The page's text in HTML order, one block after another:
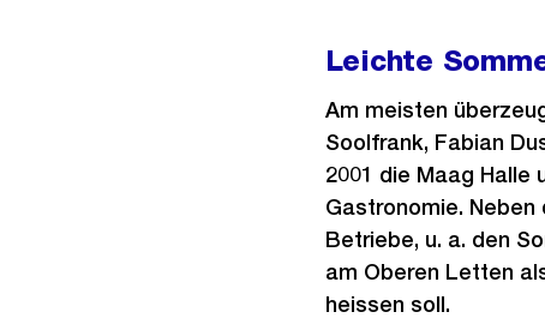
Leichte
Am meisten
Soolfrank, Fabian
2001 die Maag Halle
Gastronomie.
Betriebe, u. a. den
am Oberen Letten
heissen soll.